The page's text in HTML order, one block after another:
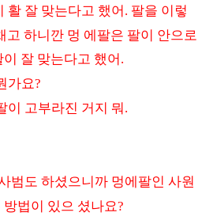
활 잘 맞는다고 했어. 팔을 이렇
고 하니깐 멍 에팔은 팔이 안으로
잘 맞는다고 했어.
가요?
이 고부라진 거지 뭐.
범도 하셨으니까 멍에팔인 사원
법이 있으 셨나요?